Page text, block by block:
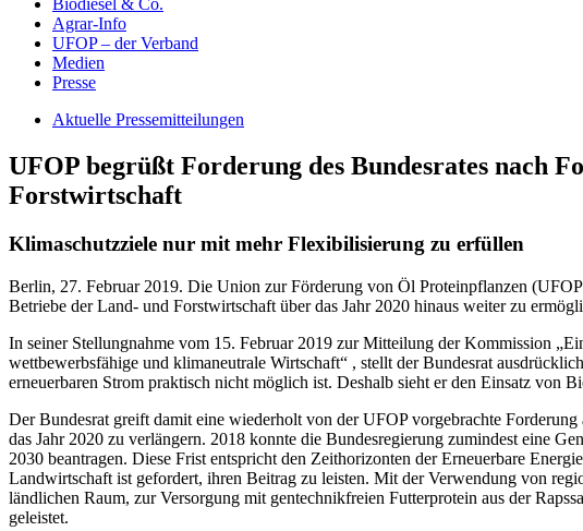
Biodiesel & Co.
Agrar-Info
UFOP – der Verband
Medien
Presse
Aktuelle Pressemitteilungen
UFOP begrüßt Forderung des Bundesrates nach
Forstwirtschaft
Klimaschutzziele nur mit mehr Flexibilisierung zu erfüllen
Berlin, 27. Februar 2019. Die Union zur Förderung von Öl Proteinpflanzen
Betriebe der Land- und Forstwirtschaft über das Jahr 2020 hinaus weiter zu
In seiner Stellungnahme vom 15. Februar 2019 zur Mitteilung der Kommission
wettbewerbsfähige und klimaneutrale Wirtschaft“ , stellt der Bundesrat
erneuerbaren Strom praktisch nicht möglich ist. Deshalb sieht er den Einsatz von
Der Bundesrat greift damit eine wiederholt von der UFOP vorgebrachte
das Jahr 2020 zu verlängern. 2018 konnte die Bundesregierung zumindest eine
2030 beantragen. Diese Frist entspricht den Zeithorizonten der Erneuerbare
Landwirtschaft ist gefordert, ihren Beitrag zu leisten. Mit der Verwendung von
ländlichen Raum, zur Versorgung mit gentechnikfreien Futterprotein aus der
geleistet.